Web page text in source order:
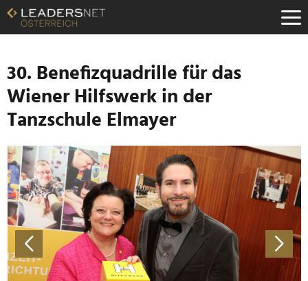
Zum
Inhalt
Zur
Navigation
Zur
Hauptnavigation
30. Benefizquadrille für das
Wiener Hilfswerk in der
Tanzschule Elmayer